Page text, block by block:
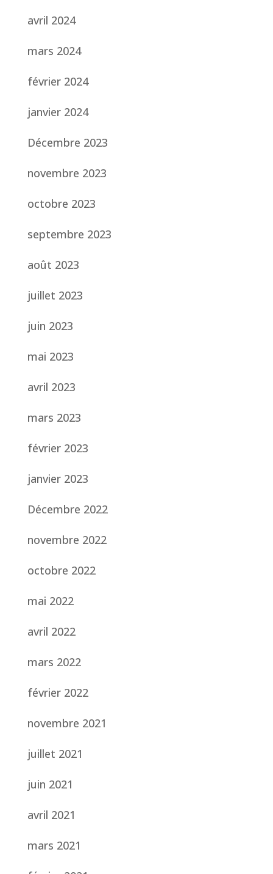
avril 2024
mars 2024
février 2024
janvier 2024
Décembre 2023
novembre 2023
octobre 2023
septembre 2023
août 2023
juillet 2023
juin 2023
mai 2023
avril 2023
mars 2023
février 2023
janvier 2023
Décembre 2022
novembre 2022
octobre 2022
mai 2022
avril 2022
mars 2022
février 2022
novembre 2021
juillet 2021
juin 2021
avril 2021
mars 2021